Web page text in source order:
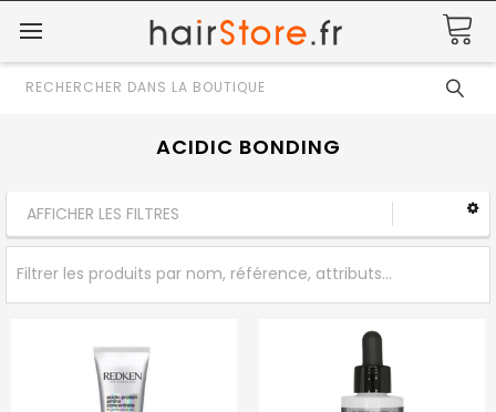
Rechercher
ACIDIC BONDING
AFFICHER LES FILTRES